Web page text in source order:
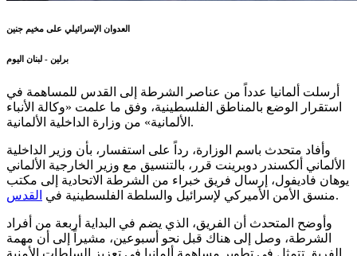
العدوان الإسرائيلي على مخيم جنين
برلين - لبنان اليوم
أرسلت ألمانيا عدداً من عناصر الشرطة إلى القدس للمساهمة في
استقرار الوضع بالمناطق الفلسطينية، وفق ما علمت «وكالة الأنباء
الألمانية» من وزارة الداخلية الألمانية.
وأفاد متحدث باسم الوزارة، رداً على استفسار، بأن وزير الداخلية
الألماني ألكسندر دوبرينت قرر، بالتنسيق مع وزير الخارجية الألماني
يوهان فاديفول، إرسال فريق خبراء من الشرطة الاتحادية إلى مكتب
منسق الأمن الأميركي لإسرائيل والسلطة الفلسطينية في القدس .
وأوضح المتحدث أن الفريق، الذي يضم في البداية أربعة من أفراد
الشرطة، وصل إلى هناك قبل نحو أسبوعين، مشيراً إلى أن مهمة
الفريق تتمثل في تطوير مساهمة ألمانيا في تعزيز السلطات الأمنية